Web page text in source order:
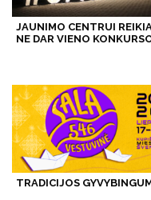
JAUNIMO CENTRUI
NE DAR VIENO
TRADICIJOS